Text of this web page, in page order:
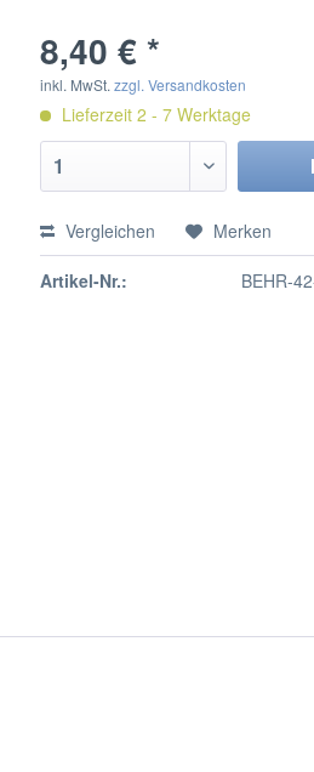
8,40 € *
inkl. MwSt.zzgl. Versandkosten
Lieferzeit 2 - 7 Werktage
Vergleichen Merken
Artikel-Nr.: BEHR-